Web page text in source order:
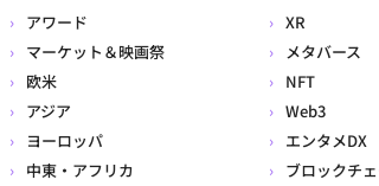
アワード
マーケット＆映画祭
欧米
アジア
ヨーロッパ
中東・アフリカ
XR
メタバース
NFT
Web3
エンタメDX
ブロックチ